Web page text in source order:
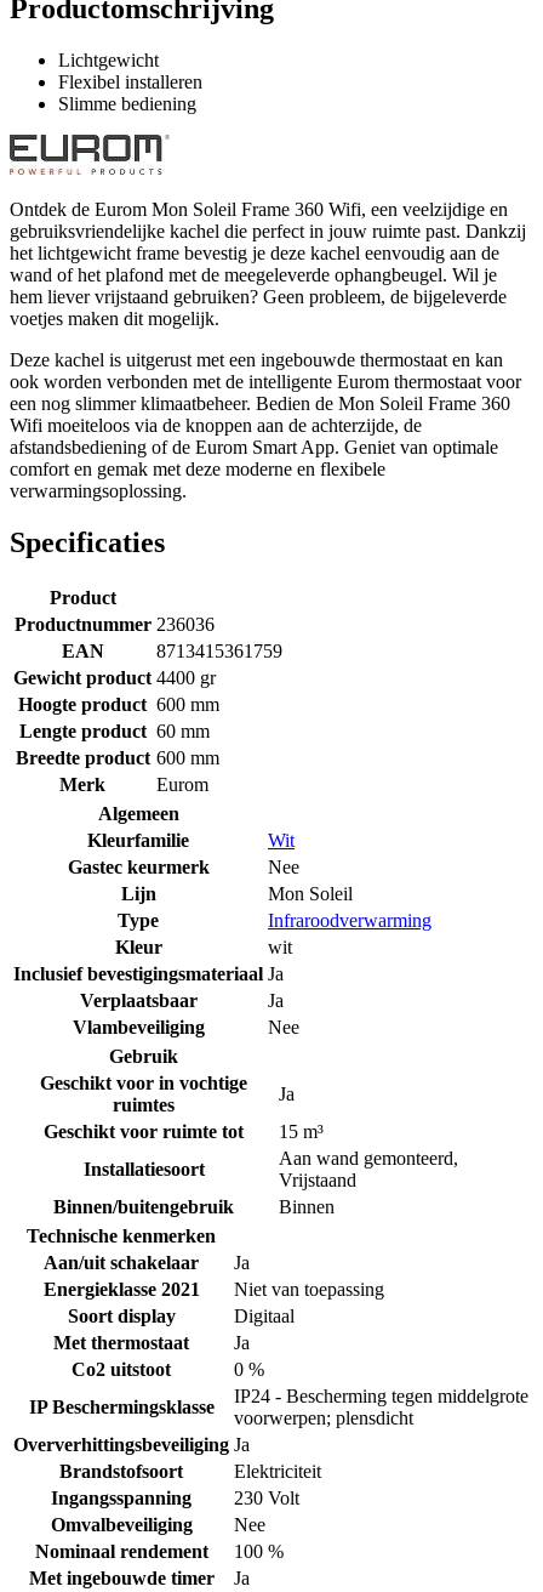
Productomschrijving
Lichtgewicht
Flexibel installeren
Slimme bediening
Ontdek de Eurom Mon Soleil Frame 360 Wifi, een veelzijdige en
gebruiksvriendelijke kachel die perfect in jouw ruimte past. Dankzij
het lichtgewicht frame bevestig je deze kachel eenvoudig aan de
wand of het plafond met de meegeleverde ophangbeugel. Wil je
hem liever vrijstaand gebruiken? Geen probleem, de bijgeleverde
voetjes maken dit mogelijk.
Deze kachel is uitgerust met een ingebouwde thermostaat en kan
ook worden verbonden met de intelligente Eurom thermostaat voor
een nog slimmer klimaatbeheer. Bedien de Mon Soleil Frame 360
Wifi moeiteloos via de knoppen aan de achterzijde, de
afstandsbediening of de Eurom Smart App. Geniet van optimale
comfort en gemak met deze moderne en flexibele
verwarmingsoplossing.
Specificaties
Product
Productnummer 236036
EAN
8713415361759
Gewicht product 4400 gr
Hoogte product 600 mm
Lengte product 60 mm
Breedte product 600 mm
Merk
Eurom
Algemeen
Kleurfamilie
Wit
Gastec keurmerk
Nee
Lijn
Mon Soleil
Type
Infraroodverwarming
Kleur
wit
Inclusief bevestigingsmateriaal Ja
Verplaatsbaar
Ja
Vlambeveiliging
Nee
Gebruik
Geschikt voor in vochtige
ruimtes
Ja
Geschikt voor ruimte tot
15 m³
Installatiesoort
Aan wand gemonteerd,
Vrijstaand
Binnen/buitengebruik
Binnen
Technische kenmerken
Aan/uit schakelaar
Ja
Energieklasse 2021
Niet van toepassing
Soort display
Digitaal
Met thermostaat
Ja
Co2 uitstoot
0 %
IP Beschermingsklasse
IP24 - Bescherming tegen middelgrote
voorwerpen; plensdicht
Oververhittingsbeveiliging Ja
Brandstofsoort
Elektriciteit
Ingangsspanning
230 Volt
Omvalbeveiliging
Nee
Nominaal rendement
100 %
Met ingebouwde timer
Ja